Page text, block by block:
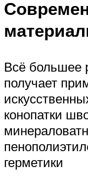
Всё большее
получает
конопатки
герметики